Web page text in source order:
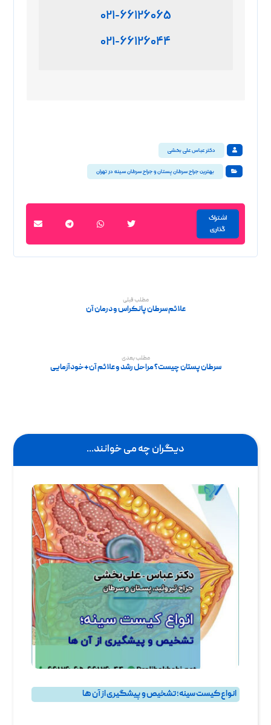
۰۲۱-۶۶۱۲۶۰۶۵
۰۲۱-۶۶۱۲۶۰۴۴
دکتر عباس علی بخشی
بهترین جراح سرطان پستان و جراح سرطان سینه در تهران
مطلب قبلی
علائم سرطان پانکراس و درمان آن
مطلب بعدی
سرطان پستان چیست؟ مراحل رشد و علائم آن+خودآزمایی
دیگران چه می خوانند...
انواع کیست سینه؛ تشخیص و پیشگیری از آن ها